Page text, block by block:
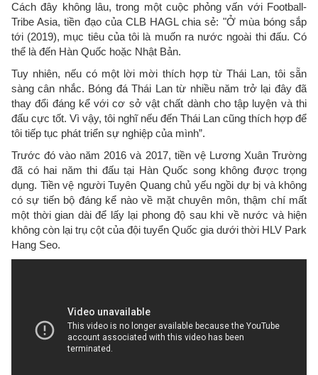
Cách đây không lâu, trong một cuộc phỏng vấn với Football-
Tribe Asia, tiền đạo của CLB HAGL chia sẻ: "Ở mùa bóng sắp
tới (2019), mục tiêu của tôi là muốn ra nước ngoài thi đấu. Có
thể là đến Hàn Quốc hoặc Nhật Bản.
Tuy nhiên, nếu có một lời mời thích hợp từ Thái Lan, tôi sẵn
sàng cân nhắc. Bóng đá Thái Lan từ nhiều năm trở lại đây đã
thay đổi đáng kể với cơ sở vật chất dành cho tập luyện và thi
đấu cực tốt. Vì vậy, tôi nghĩ nếu đến Thái Lan cũng thích hợp để
tôi tiếp tục phát triển sự nghiệp của mình”.
Trước đó vào năm 2016 và 2017, tiền vệ Lương Xuân Trường
đã có hai năm thi đấu tại Hàn Quốc song không được trọng
dụng. Tiền vệ người Tuyên Quang chủ yếu ngồi dự bị và không
có sự tiến bộ đáng kể nào về mặt chuyên môn, thậm chí mất
một thời gian dài để lấy lại phong độ sau khi về nước và hiện
không còn lại trụ cột của đội tuyển Quốc gia dưới thời HLV Park
Hang Seo.